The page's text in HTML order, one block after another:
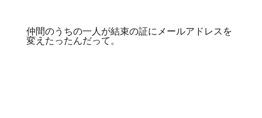
仲間のうちの一人が結束の証にメールアドレスを
変えたったんだって。